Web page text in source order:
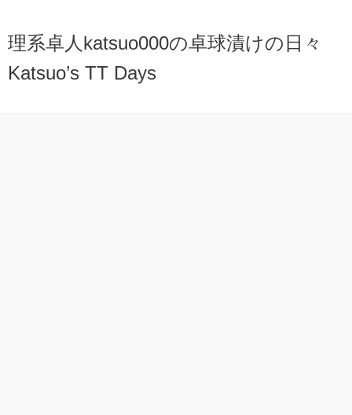
理系卓人katsuo000の卓球漬けの日々
Katsuo’s TT Days